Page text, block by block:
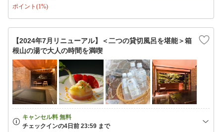
ポイント(1%)
【2024年7月リニューアル】＜二つの貸切風呂を堪能＞箱
根山の湯で大人の時間を満喫